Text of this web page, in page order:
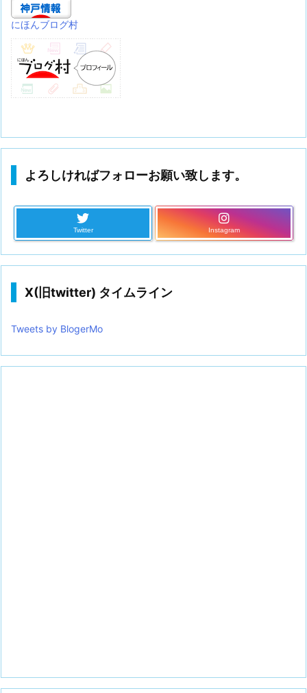
にほんブログ村
よろしければフォローお願い致します。
Twitter Instagram
X(旧twitter) タイムライン
Tweets by BlogerMo